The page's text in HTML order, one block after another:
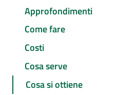
Approfondimenti
Come fare
Costi
Cosa serve
Cosa si ottiene